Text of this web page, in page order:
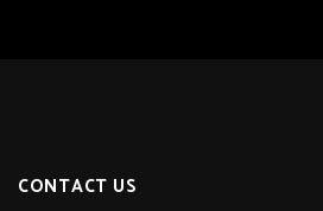
CONTACT US